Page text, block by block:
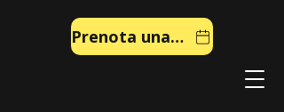
Prenota una chiamata